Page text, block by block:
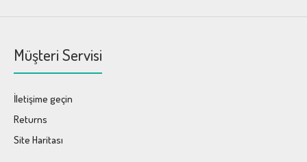
Müşteri Servisi
İletişime geçin
Returns
Site Haritası